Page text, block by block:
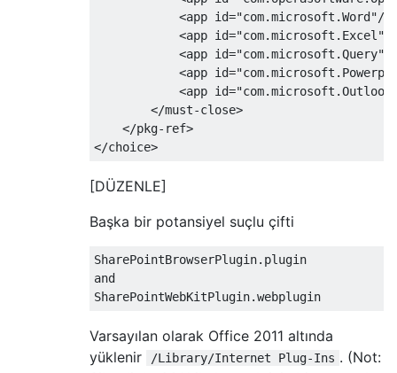
            <app id="com.microsoft.Word"/>
<app id="com.microsoft.Excel"/
<app id="com.microsoft.Query"/
<app
<app
        </must-close>
    </pkg-ref>
[DÜZENLE]
Başka bir potansiyel suçlu çifti
SharePointBrowserPlugin.plugin
and
Varsayılan olarak Office 2011 altında
yüklenir
/Library/Internet Plug-Ins . (Not: